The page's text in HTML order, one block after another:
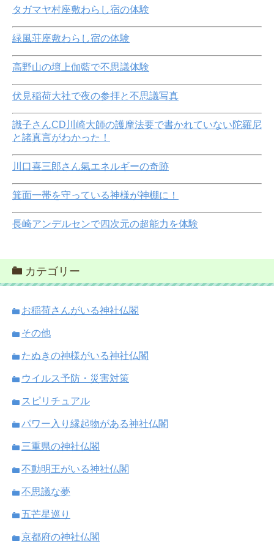
タガマヤ村座敷わらし宿の体験
緑風荘座敷わらし宿の体験
高野山の壇上伽藍で不思議体験
伏見稲荷大社で夜の参拝と不思議写真
識子さんCD川崎大師の護摩法要で書かれていない陀羅尼
と諸真言がわかった！
川口喜三郎さん氣エネルギーの奇跡
箕面一帯を守っている神様が神棚に！
長崎アンデルセンで四次元の超能力を体験
カテゴリー
お稲荷さんがいる神社仏閣
その他
たぬきの神様がいる神社仏閣
ウイルス予防・災害対策
スピリチュアル
パワー入り縁起物がある神社仏閣
三重県の神社仏閣
不動明王がいる神社仏閣
不思議な夢
五芒星巡り
京都府の神社仏閣